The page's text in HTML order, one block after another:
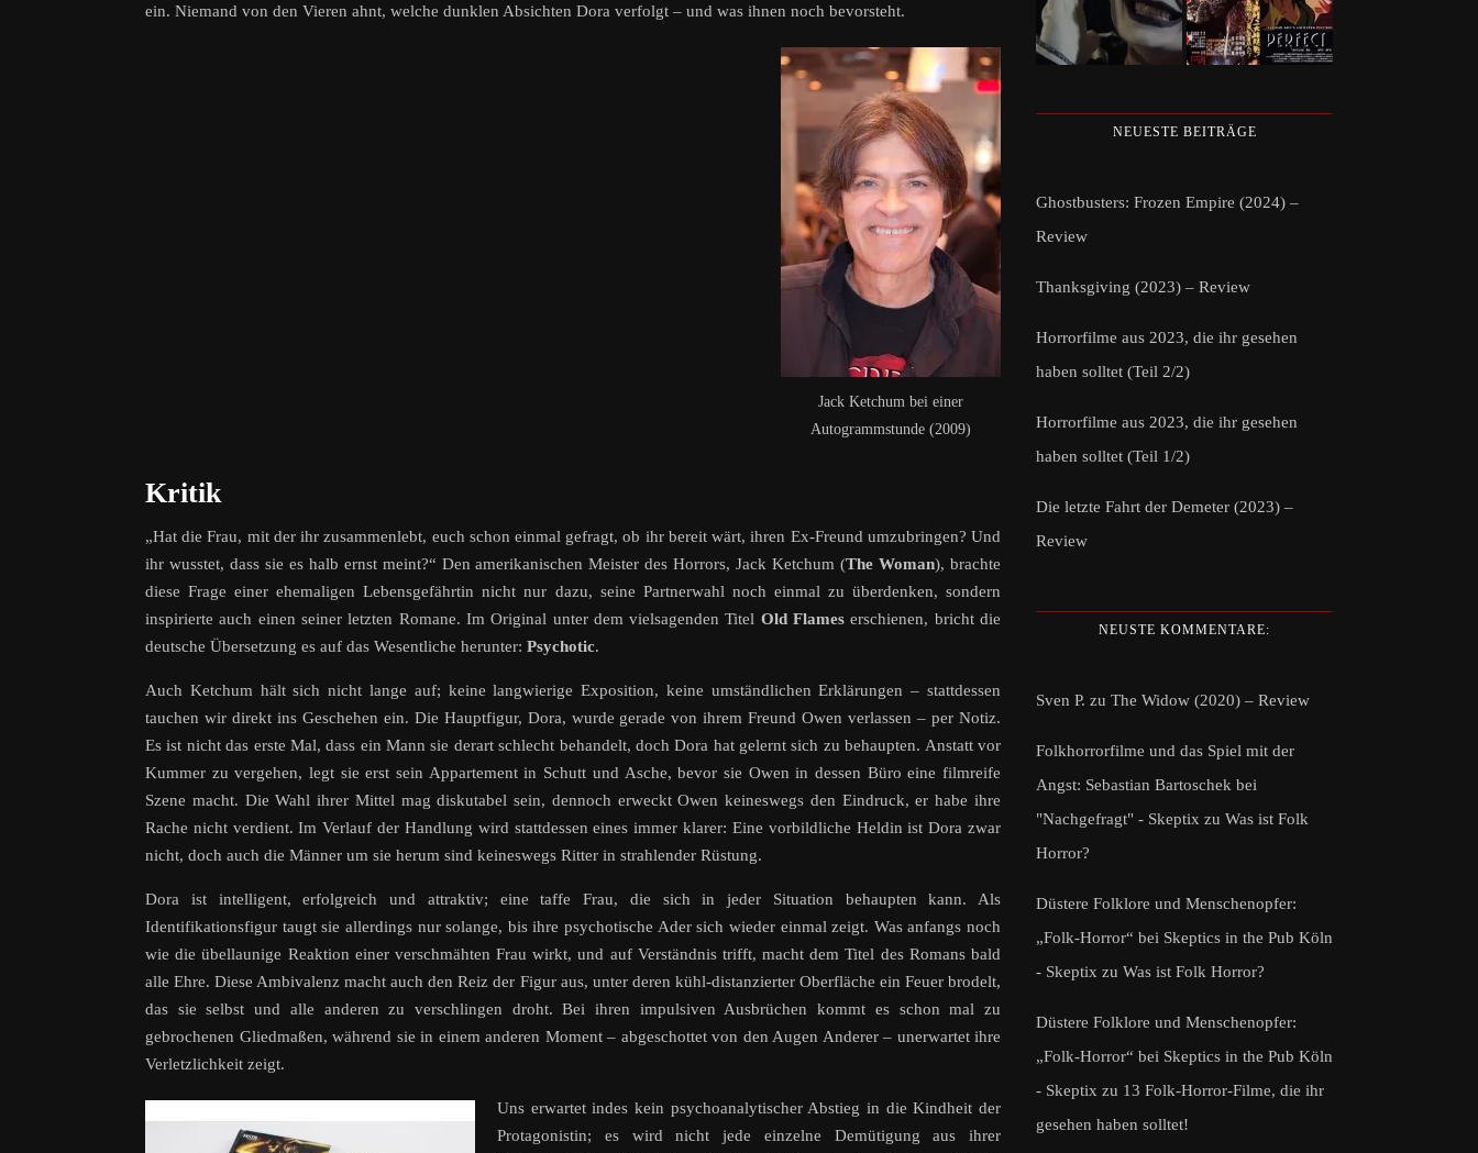
ein. Niemand von den Vieren ahnt, welche dunklen Absichten Dora verfolgt – und was ihnen noch bevorsteht.
Jack Ketchum bei einer
Autogrammstunde (2009)
Kritik
„Hat die Frau, mit der ihr zusammenlebt, euch schon einmal gefragt, ob ihr bereit wärt, ihren Ex-Freund umzubringen? Und
ihr wusstet, dass sie es halb ernst meint?“ Den amerikanischen Meister des Horrors, Jack Ketchum (The Woman), brachte
diese Frage einer ehemaligen Lebensgefährtin nicht nur dazu, seine Partnerwahl noch einmal zu überdenken, sondern
inspirierte auch einen seiner letzten Romane. Im Original unter dem vielsagenden Titel Old Flames erschienen, bricht die
deutsche Übersetzung es auf das Wesentliche herunter: Psychotic.
Auch Ketchum hält sich nicht lange auf; keine langwierige Exposition, keine umständlichen Erklärungen – stattdessen
tauchen wir direkt ins Geschehen ein. Die Hauptfigur, Dora, wurde gerade von ihrem Freund Owen verlassen – per Notiz.
Es ist nicht das erste Mal, dass ein Mann sie derart schlecht behandelt, doch Dora hat gelernt sich zu behaupten. Anstatt vor
Kummer zu vergehen, legt sie erst sein Appartement in Schutt und Asche, bevor sie Owen in dessen Büro eine filmreife
Szene macht. Die Wahl ihrer Mittel mag diskutabel sein, dennoch erweckt Owen keineswegs den Eindruck, er habe ihre
Rache nicht verdient. Im Verlauf der Handlung wird stattdessen eines immer klarer: Eine vorbildliche Heldin ist Dora zwar
nicht, doch auch die Männer um sie herum sind keineswegs Ritter in strahlender Rüstung.
Dora ist intelligent, erfolgreich und attraktiv; eine taffe Frau, die sich in jeder Situation behaupten kann. Als
Identifikationsfigur taugt sie allerdings nur solange, bis ihre psychotische Ader sich wieder einmal zeigt. Was anfangs noch
wie die übellaunige Reaktion einer verschmähten Frau wirkt, und auf Verständnis trifft, macht dem Titel des Romans bald
alle Ehre. Diese Ambivalenz macht auch den Reiz der Figur aus, unter deren kühl-distanzierter Oberfläche ein Feuer brodelt,
das sie selbst und alle anderen zu verschlingen droht. Bei ihren impulsiven Ausbrüchen kommt es schon mal zu
gebrochenen Gliedmaßen, während sie in einem anderen Moment – abgeschottet von den Augen Anderer – unerwartet ihre
Verletzlichkeit zeigt.
Uns erwartet indes kein psychoanalytischer Abstieg in die Kindheit der
Protagonistin; es wird nicht jede einzelne Demütigung aus ihrer
NEUESTE BEITRÄGE
Ghostbusters: Frozen Empire (2024) –
Review
Thanksgiving (2023) – Review
Horrorfilme aus 2023, die ihr gesehen
haben solltet (Teil 2/2)
Horrorfilme aus 2023, die ihr gesehen
haben solltet (Teil 1/2)
Die letzte Fahrt der Demeter (2023) –
Review
NEUSTE KOMMENTARE:
Sven P. zu The Widow (2020) – Review
Folkhorrorfilme und das Spiel mit der
Angst: Sebastian Bartoschek bei
"Nachgefragt" - Skeptix zu Was ist Folk
Horror?
Düstere Folklore und Menschenopfer:
„Folk-Horror“ bei Skeptics in the Pub Köln
- Skeptix zu Was ist Folk Horror?
Düstere Folklore und Menschenopfer:
„Folk-Horror“ bei Skeptics in the Pub Köln
- Skeptix zu 13 Folk-Horror-Filme, die ihr
gesehen haben solltet!